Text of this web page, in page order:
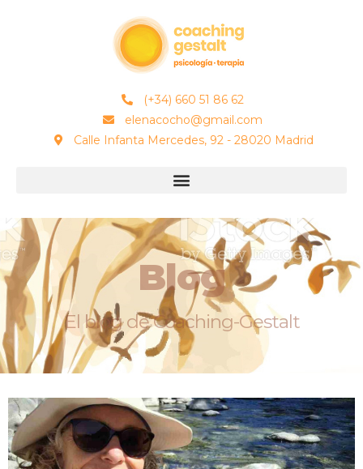
(+34) 660 51 86 62
elenacocho@gmail.com
Calle Infanta Mercedes, 92 - 28020 Madrid
Blog
El blog de Coaching-Gestalt